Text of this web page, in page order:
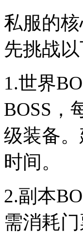
私服的
先挑战以
1.世界
BOSS，
级装备
时间。
2.副本
需消耗